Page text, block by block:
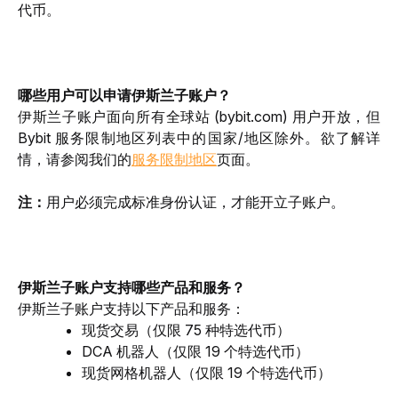
代币。
哪些用户可以申请伊斯兰子账户？
伊斯兰子账户面向所有全球站 (bybit.com) 用户开放，但
Bybit 服务限制地区列表中的国家/地区除外。欲了解详
情，请参阅我们的服务限制地区页面。
注： 用户必须完成标准身份认证，才能开立子账户。
伊斯兰子账户支持哪些产品和服务？
伊斯兰子账户支持以下产品和服务：
现货交易（仅限 75 种特选代币）
DCA 机器人（仅限 19 个特选代币）
现货网格机器人（仅限 19 个特选代币）